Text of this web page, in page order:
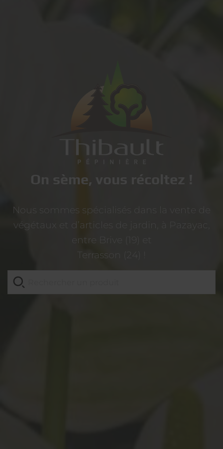
On sème, vous récoltez !
Nous sommes spécialisés dans la vente de
végétaux et d’articles de jardin, à Pazayac,
entre Brive (19) et
Terrasson (24) !